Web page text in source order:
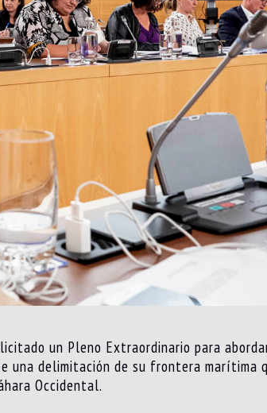
un Pleno Extraordinario para
delimitación de su frontera marítima
Occidental.